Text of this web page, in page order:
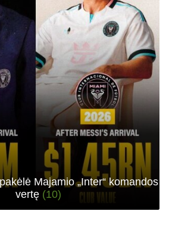
Majamio „Inter“ komandos
vertę (10)